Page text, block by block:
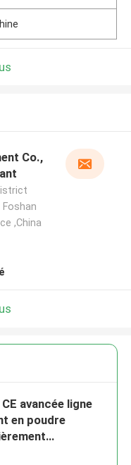
bientôt!
Co.,
Foshan
,China
avancée ligne
en poudre